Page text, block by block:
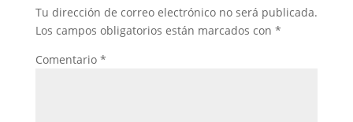
Tu dirección de correo electrónico no será publicada.
Los campos obligatorios están marcados con *
Comentario *